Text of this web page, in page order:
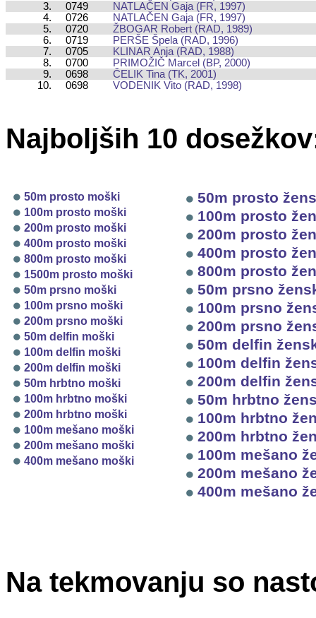
3. 0749
NATLAČEN Gaja (FR, 1997)
4. 0726
NATLAČEN Gaja (FR, 1997)
5. 0720
ŽBOGAR Robert (RAD, 1989)
6. 0719
PERŠE Špela (RAD, 1996)
7. 0705
KLINAR Anja (RAD, 1988)
8. 0700
PRIMOŽIČ Marcel (BP, 2000)
9. 0698
ČELIK Tina (TK, 2001)
10. 0698 VODENIK Vito (RAD, 1998)
Najboljših 10 dosežkov
50m prosto moški
100m prosto moški
200m prosto moški
400m prosto moški
800m prosto moški
1500m prosto moški
50m prsno moški
100m prsno moški
200m prsno moški
50m delfin moški
100m delfin moški
200m delfin moški
50m hrbtno moški
100m hrbtno moški
200m hrbtno moški
100m mešano moški
200m mešano moški
400m mešano moški
50m prosto
100m prosto
200m prosto
400m prosto
800m prosto
50m prsno
100m prsno
200m prsno
50m delfin
100m delfin
200m delfin
50m hrbtno
100m hrbtno
200m hrbtno
100m mešano
200m mešano
400m mešano
Na tekmovanju so